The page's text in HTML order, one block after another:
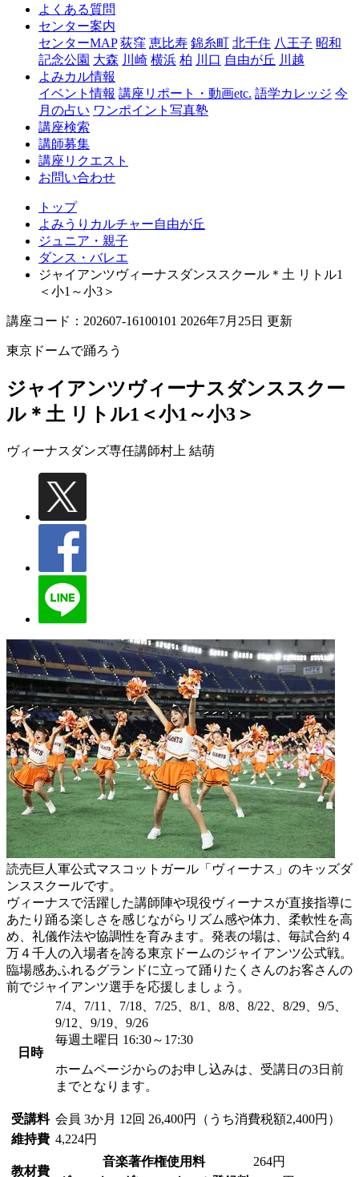
由
丘
よくある質問
センター案内
センターMAP 荻窪 恵比寿 錦糸町 北千住 八王子 昭和
記念公園 大森 川崎 横浜 柏 川口 自由が丘 川越
よみカル情報
イベント情報 講座リポート・動画etc. 語学カレッジ 今
月の占い ワンポイント写真塾
講座検索
講師募集
講座リクエスト
お問い合わせ
トップ
よみうりカルチャー自由が丘
ジュニア・親子
ダンス・バレエ
ジャイアンツヴィーナスダンススクール＊土 リトル1
＜小1～小3＞
講座コード：202607-16100101 2026年7月25日 更新
東京ドームで踊ろう
ジャイアンツヴィーナスダンススクー
ル＊土 リトル1＜小1～小3＞
ヴィーナスダンズ専任講師村上 結萌
読売巨人軍公式マスコットガール「ヴィーナス」のキッズダ
ンススクールです。
ヴィーナスで活躍した講師陣や現役ヴィーナスが直接指導に
あたり踊る楽しさを感じながらリズム感や体力、柔軟性を高
め、礼儀作法や協調性を育みます。発表の場は、毎試合約４
万４千人の入場者を誇る東京ドームのジャイアンツ公式戦。
臨場感あふれるグランドに立って踊りたくさんのお客さんの
前でジャイアンツ選手を応援しましょう。
日時
7/4、7/11、7/18、7/25、8/1、8/8、8/22、8/29、9/5、
9/12、9/19、9/26
毎週土曜日 16:30～17:30
ホームページからのお申し込みは、受講日の3日前
までとなります。
受講料 会員 3か月 12回 26,400円（うち消費税額2,400円）
維持費 4,224円
教材費
音楽著作権使用料
264円